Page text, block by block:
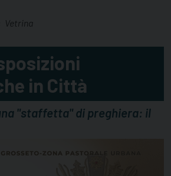
Vetrina
in Città
"staffetta" di preghiera: il